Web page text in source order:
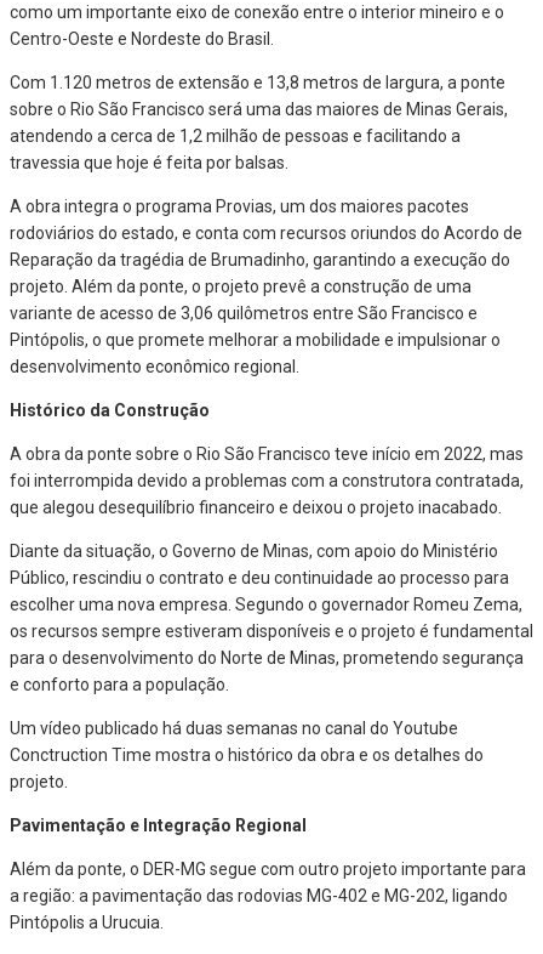
como um importante eixo de conexão entre o interior mineiro e o
Centro-Oeste e Nordeste do Brasil.
Com 1.120 metros de extensão e 13,8 metros de largura, a ponte
sobre o Rio São Francisco será uma das maiores de Minas Gerais,
atendendo a cerca de 1,2 milhão de pessoas e facilitando a
travessia que hoje é feita por balsas.
A obra integra o programa Provias, um dos maiores pacotes
rodoviários do estado, e conta com recursos oriundos do Acordo de
Reparação da tragédia de Brumadinho, garantindo a execução do
projeto. Além da ponte, o projeto prevê a construção de uma
variante de acesso de 3,06 quilômetros entre São Francisco e
Pintópolis, o que promete melhorar a mobilidade e impulsionar o
desenvolvimento econômico regional.
Histórico da Construção
A obra da ponte sobre o Rio São Francisco teve início em 2022, mas
foi interrompida devido a problemas com a construtora contratada,
que alegou desequilíbrio financeiro e deixou o projeto inacabado.
Diante da situação, o Governo de Minas, com apoio do Ministério
Público, rescindiu o contrato e deu continuidade ao processo para
escolher uma nova empresa. Segundo o governador Romeu Zema,
os recursos sempre estiveram disponíveis e o projeto é fundamental
para o desenvolvimento do Norte de Minas, prometendo segurança
e conforto para a população.
Um vídeo publicado há duas semanas no canal do Youtube
Conctruction Time mostra o histórico da obra e os detalhes do
projeto.
Pavimentação e Integração Regional
Além da ponte, o DER-MG segue com outro projeto importante para
a região: a pavimentação das rodovias MG-402 e MG-202, ligando
Pintópolis a Urucuia.